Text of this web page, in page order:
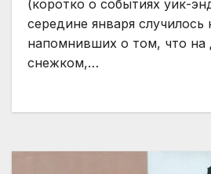
(коротко о событиях уик-
середине января случилось
напомнивших о том, что на
снежком,…